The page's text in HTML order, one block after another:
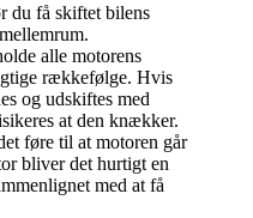
du få skiftet bilens
alle motorens
rækkefølge. Hvis
og udskiftes med
at den knækker.
føre til at motoren går
bliver det hurtigt en
med at få